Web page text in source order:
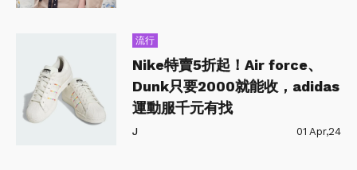
流行
Nike特賣5折起！Air force、
Dunk只要2000就能收，adidas
運動服千元有找
J 01 Apr,24